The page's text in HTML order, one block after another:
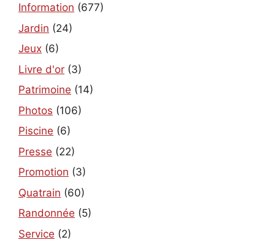
Information (677)
Jardin (24)
Jeux (6)
Livre d'or (3)
Patrimoine (14)
Photos (106)
Piscine (6)
Presse (22)
Promotion (3)
Quatrain (60)
Randonnée (5)
Service (2)